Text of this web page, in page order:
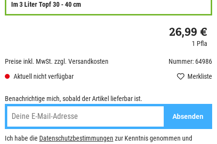
Im 3 Liter Topf 30 - 40 cm
26,99 €
1 Pfla
Preise inkl. MwSt. zzgl. Versandkosten
Nummer: 64986
Aktuell nicht verfügbar
Merkliste
Benachrichtige mich, sobald der Artikel lieferbar ist.
Absenden
Ich habe die Datenschutzbestimmungen zur Kenntnis genommen und